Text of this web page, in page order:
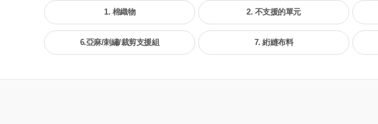
1. 棉織物 2. 不支援的單元
6.亞麻/刺繡/裁剪支援組 7. 絎縫布料